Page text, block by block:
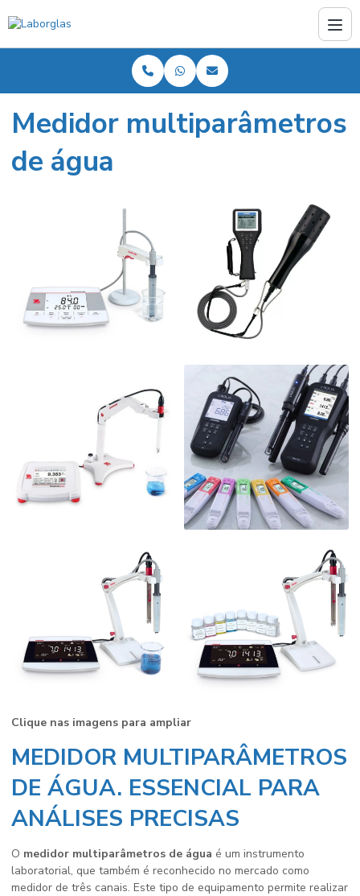
Medidor multiparâmetros
de água
Clique nas imagens para ampliar
MEDIDOR MULTIPARÂMETROS
DE ÁGUA. ESSENCIAL PARA
ANÁLISES PRECISAS
O medidor multiparâmetros de água é um instrumento
laboratorial, que também é reconhecido no mercado como
medidor de três canais. Este tipo de equipamento permite realizar